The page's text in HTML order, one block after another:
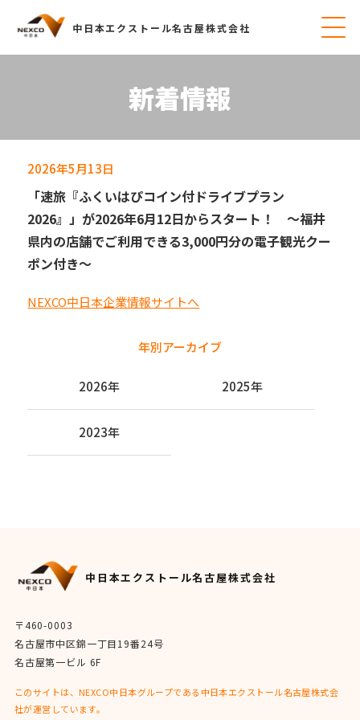
中日本エクストール名古屋株式会社
新着情報
2026年5月13日
「速旅『ふくいはぴコイン付ドライブプラン
2026』」が2026年6月12日からスタート！ ～福井
県内の店舗でご利用できる3,000円分の電子観光クー
ポン付き～
NEXCO中日本企業情報サイトへ
年別アーカイブ
2026年 2025年
2023年
中日本エクストール名古屋株式会社
〒460-0003
名古屋市中区錦一丁目19番24号
名古屋第一ビル 6F
このサイトは、NEXCO中日本グループである中日本エクストール名古屋株式会
社が運営しています。